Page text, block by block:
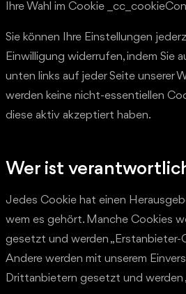
Ihre Wahl im Cookie
Sie können Ihre Einstellungen
Einwilligung widerrufen, indem Sie
unten links auf jeder Seite unserer
werden keine nicht-essentiellen
diese aktiv akzeptiert haben.
Wer ist
Jedes Cookie hat einen
wem es gehört. Manche Cookies
gesetzt und werden „Erstanbieter-
Andere werden mit unserem
Drittanbietern gesetzt und werden